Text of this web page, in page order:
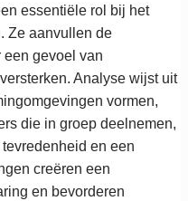
essentiële rol bij het
Ze aanvullen de
een gevoel van
Analyse wijst uit
vormen,
die in groep deelnemen,
en een
creëren een
en bevorderen